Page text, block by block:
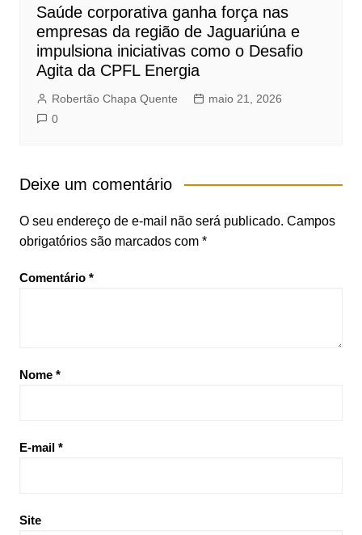
Saúde corporativa ganha força nas
empresas da região de Jaguariúna e
impulsiona iniciativas como o Desafio
Agita da CPFL Energia
Robertão Chapa Quente
maio 21, 2026
0
Deixe um comentário
O seu endereço de e-mail não será publicado. Campos
obrigatórios são marcados com *
Comentário *
Nome *
E-mail *
Site